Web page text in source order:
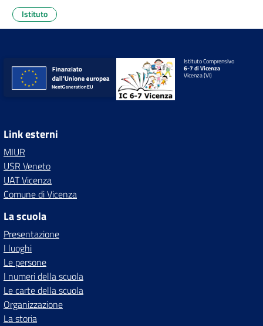
Istituto
Istituto Comprensivo
6-7 di Vicenza
Vicenza (VI)
Link esterni
MIUR
USR Veneto
UAT Vicenza
Comune di Vicenza
La scuola
Presentazione
I luoghi
Le persone
I numeri della scuola
Le carte della scuola
Organizzazione
La storia